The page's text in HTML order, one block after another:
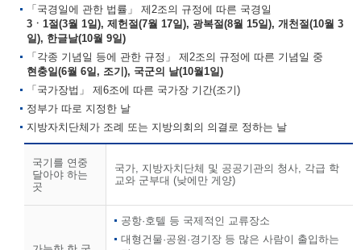
「국경일에 관한 법률」 제2조의 규정에 따른 국경일
3ㆍ1절(3월 1일), 제헌절(7월 17일), 광복절(8월 15일), 개천절(10월 3
일), 한글날(10월 9일)
「각종 기념일 등에 관한 규정」 제2조의 규정에 따른 기념일 중
현충일(6월 6일, 조기), 국군의 날(10월1일)
「국가장법」 제6조에 따른 국가장 기간(조기)
정부가 따로 지정한 날
지방자치단체가 조례 또는 지방의회의 의결로 정하는 날
국기를 연중
달아야 하는
곳
국가, 지방자치단체 및 공공기관의 청사, 각급 학
교와 군부대 (낮에만 게양)
공항·호텔 등 국제적인 교류장소
대형건물·공원·경기장 등 많은 사람이 출입하는